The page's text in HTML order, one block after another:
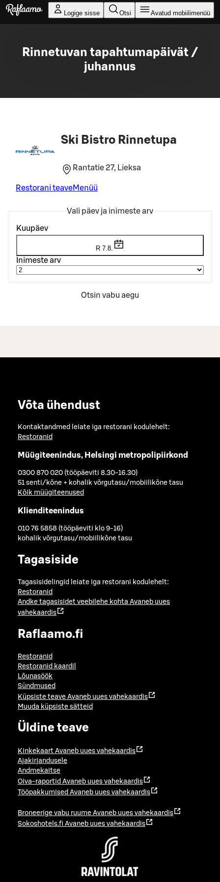
Liigu peamise sisu juurde
Logige sisse Otsi Avatud mobiilimenüü
Rinnetuvan tapahtumapäivät /
juhannus
Ski Bistro Rinnetupa
Rantatie 27, Lieksa
Restorani teaveMenüü
Vali päev ja inimeste arv
Kuupäev
R 7.8.
Inimeste arv
Otsin vabu aegu
Võta ühendust
Kontaktandmed leiate iga restorani kodulehelt:
Restoranid
Müügiteenindus, Helsingi metropolipiirkond
0300 870 020 (tööpäeviti 8.30-16.30)
51 senti/kõne + kohalik võrgutasu/mobiilikõne tasu
Kõik müügiteenused
Klienditeenindus
010 76 5858 (tööpäeviti klo 9-16)
kohalik võrgutasu/mobiilikõne tasu
Tagasiside
Tagasisidelingid leiate iga restorani kodulehelt:
Restoranid
Andke tagasisidet veebilehe kohta Avaneb uues
vahekaardis
Raflaamo.fi
Restoranid
Restoranid kaardil
Lõunasöök
Sündmused
Küpsiste teave Avaneb uues vahekaardis
Muuda küpsiste sätteid
Üldine teave
Kinkekaart Avaneb uues vahekaardis
Ajakirjandusele
Andmekaitse
Oiva-raportid Avaneb uues vahekaardis
Tööpakkumised Avaneb uues vahekaardis
Broneerige vabu ruume Avaneb uues vahekaardis
Sokoshotels.fi Avaneb uues vahekaardis